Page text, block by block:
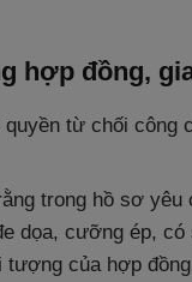
hợp đồng,
từ chối công
trong hồ sơ
dọa, cưỡng ép,
của hợp